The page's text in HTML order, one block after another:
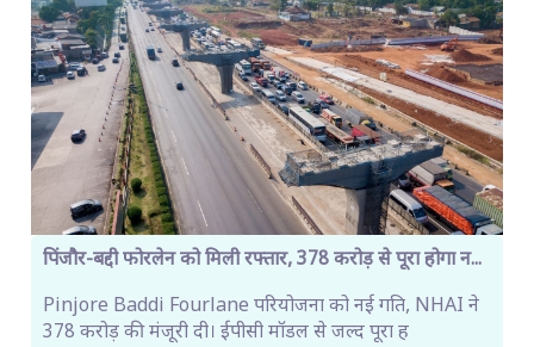
पिंजौर-बद्दी फोरलेन को मिली रफ्तार, 378 करोड़ से पूरा होगा न...
Pinjore Baddi Fourlane परियोजना को नई गति, NHAI ने
378 करोड़ की मंजूरी दी। ईपीसी मॉडल से जल्द पूरा ह